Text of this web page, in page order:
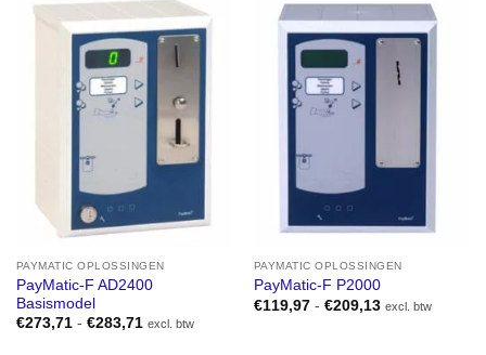
PAYMATIC OPLOSSINGEN
PayMatic-F AD2400
Basismodel
€273,71 - €283,71 Prijsklasse:
excl. btw
PAYMATIC OPLOSSINGEN
PayMatic-F P2000
€119,97 - €209,13Prijsklasse:
excl. btw